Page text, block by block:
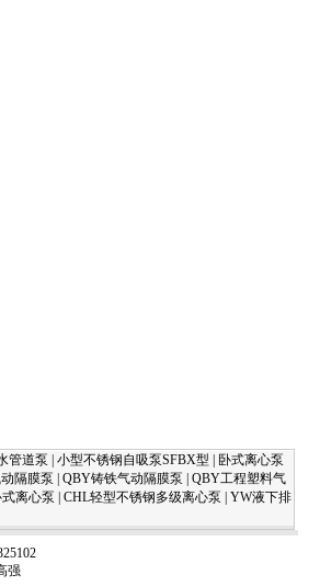
管道泵 小型不锈钢自吸泵SFBX型
卧式离心泵
隔膜泵 QBY铸铁气动隔膜泵
QBY工程塑料气
离心泵 CHL轻型不锈钢多级离心泵
YW液下排
强